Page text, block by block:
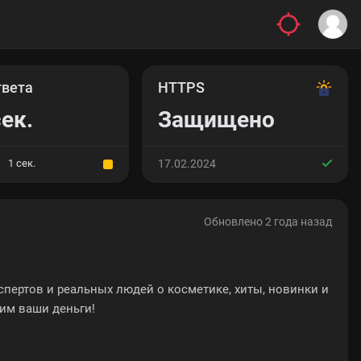
1 сек.
HTTPS
Защищено
17.02.2024
Обновлено 2 года назад
и реальных людей о косметике, хиты, новинки и
ваши деньги!